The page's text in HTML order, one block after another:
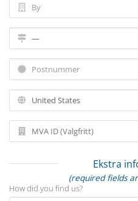
Ekstra
(required fields
How did you find us?